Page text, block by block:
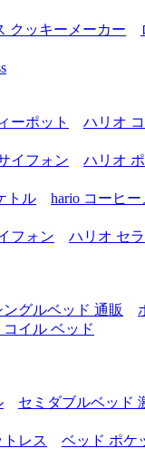
クッキーメーカー
ーポット
ハリオ
イフォン
ハリオ
トル
hario コーヒ
フォン
ハリオ セ
ングルベッド 通販
イル ベッド
セミダブルベッド
レス
ベッド ポケ